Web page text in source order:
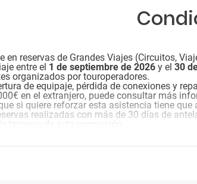
en reservas de Grandes Viajes (Circuitos,
entre el 1 de septiembre de 2026 y el 30
organizados por touroperadores.
de equipaje, pérdida de conexiones y
en el extranjero, puede consultar más
si quiere reforzar esta asistencia tiene
realizadas con más de 30 días de
terceros de esta promoción.